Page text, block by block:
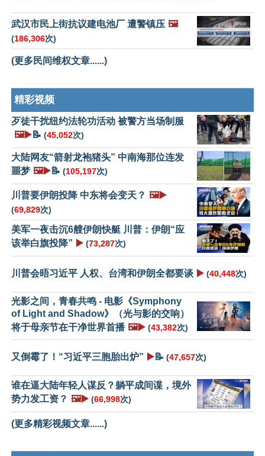
武汉市民上街抗议建电池厂 遭警镇压 🖼️
(186,306次)
(更多民间维权文章......)
精彩视频
歹徒干扰纽约法轮功活动 被警方当场制服
🖼️▶️📝 (45,052次)
大陆网友“箭射龙袍猪头” 中南海那位连发
噩梦 🖼️▶️📝 (105,197次)
川普要伊朗投降 中东将会变天？ 🖼️▶️
(69,829次)
美军一夜击沉6艘伊朗快艇 川普：伊朗“应
该举白旗投降” ▶️ (73,287次)
川普会晤习近平 人权、台湾和伊朗全都要谈 ▶️ (40,448次)
光影之间，青春共鸣 - 电影《Symphony
of Light and Shadow》（光与影的交响）
将于母亲节在干净世界首播 🖼️▶️ (43,382次)
又倒霉了！“习近平三胞胎出炉” ▶️📝 (47,657次)
谁在逼大陆年轻人谋反？躺平成间谍，境外
势力发工资？ 🖼️▶️ (66,998次)
(更多精彩视频文章......)